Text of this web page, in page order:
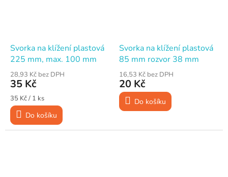
Svorka na klížení plastová
225 mm, max. 100 mm
28,93 Kč bez DPH
35 Kč
Měrná
cena:
35 Kč / 1 ks
Do košíku
Svorka na klížení plastová
85 mm rozvor 38 mm
16,53 Kč bez DPH
20 Kč
Do košíku